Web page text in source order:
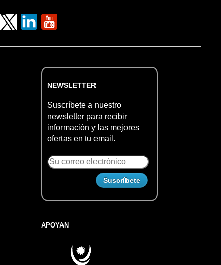
NEWSLETTER
Suscríbete a nuestro
newsletter para recibir
información y las mejores
ofertas en tu email.
APOYAN